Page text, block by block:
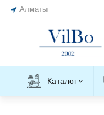
Алматы
Каталог